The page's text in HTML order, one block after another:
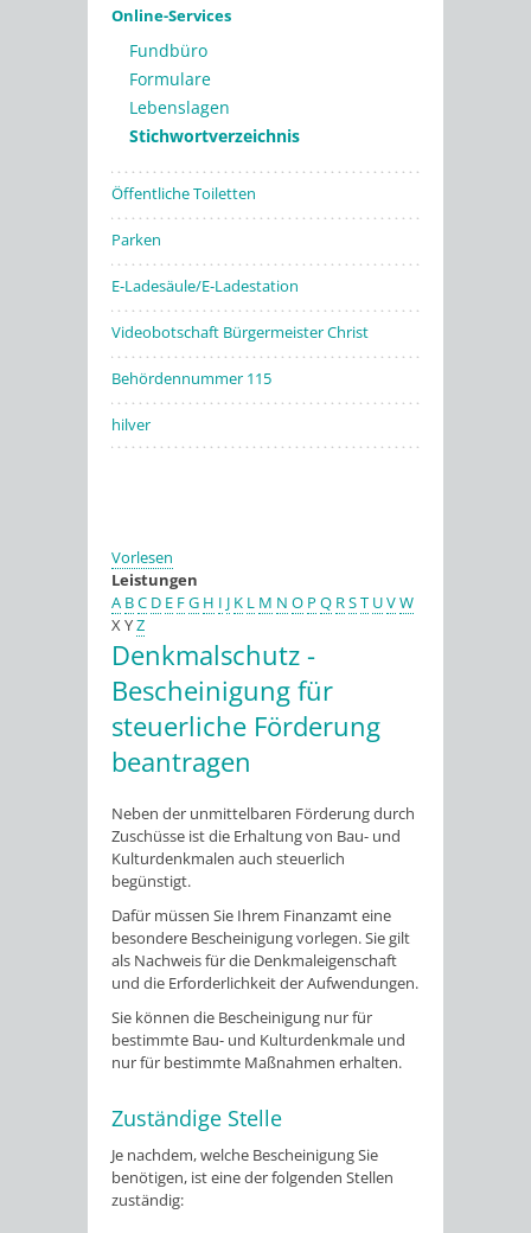
Online-Services
Fundbüro
Formulare
Lebenslagen
Stichwortverzeichnis
Öffentliche Toiletten
Parken
E-Ladesäule/E-Ladestation
Videobotschaft Bürgermeister Christ
Behördennummer 115
hilver
Vorlesen
Leistungen
A BC D E FG H I J K L M N O P Q RST UVW
XYZ
Denkmalschutz -
Bescheinigung für
steuerliche Förderung
beantragen
Neben der unmittelbaren Förderung durch
Zuschüsse ist die Erhaltung von Bau- und
Kulturdenkmalen auch steuerlich
begünstigt.
Dafür müssen Sie Ihrem Finanzamt eine
besondere Bescheinigung vorlegen. Sie gilt
als Nachweis für die Denkmaleigenschaft
und die Erforderlichkeit der Aufwendungen.
Sie können die Bescheinigung nur für
bestimmte Bau- und Kulturdenkmale und
nur für bestimmte Maßnahmen erhalten.
Zuständige Stelle
Je nachdem, welche Bescheinigung Sie
benötigen, ist eine der folgenden Stellen
zuständig: